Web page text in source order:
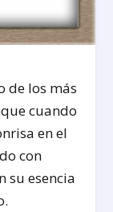
de los más
cuando
en el
con
su esencia